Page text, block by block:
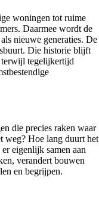
woningen tot ruime
Daarmee wordt de
nieuwe generaties. De
Die historie blijft
terwijl tegelijkertijd
die precies raken waar
weg? Hoe lang duurt het
eigenlijk samen aan
verandert bouwen
en begrijpen.